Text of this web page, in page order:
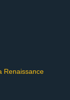
Renaissance